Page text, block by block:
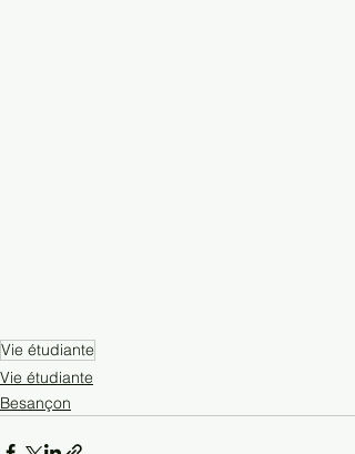
Vie étudiante
Vie étudiante
Besançon